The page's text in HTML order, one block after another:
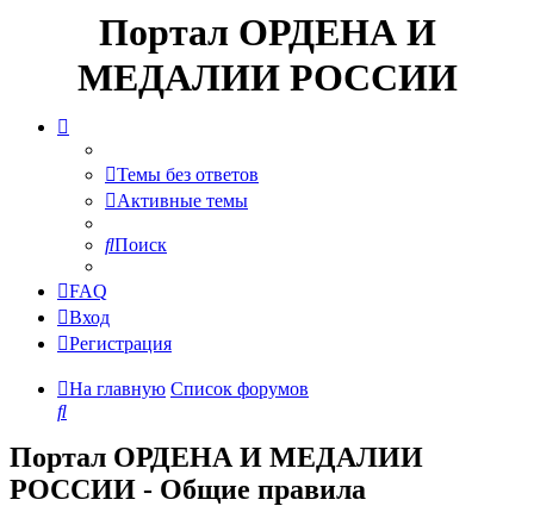
Портал ОРДЕНА И
МЕДАЛИИ РОССИИ
Темы без ответов
Активные темы
Поиск
FAQ
Вход
Регистрация
На главную Список форумов
Поиск
Портал ОРДЕНА И МЕДАЛИИ
РОССИИ - Общие правила